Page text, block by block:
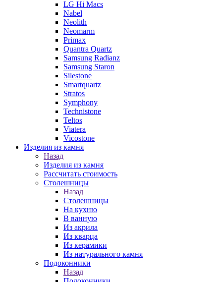
LG Hi Macs
Nabel
Neolith
Neomarm
Primax
Quantra Quartz
Samsung Radianz
Samsung Staron
Silestone
Smartquartz
Stratos
Symphony
Technistone
Teltos
Viatera
Vicostone
Изделия из камня
Назад
Изделия из камня
Рассчитать стоимость
Столешницы
Назад
Столешницы
На кухню
В ванную
Из акрила
Из кварца
Из керамики
Из натурального камня
Подоконники
Назад